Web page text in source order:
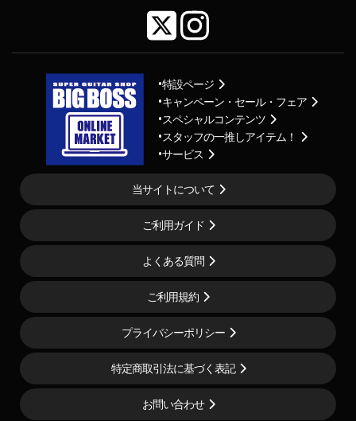
特設ページ
キャンペーン・セール・フェア
スペシャルコンテンツ
スタッフの一推しアイテム！
サービス
当サイトについて
ご利用ガイド
よくある質問
ご利用規約
プライバシーポリシー
特定商取引法に基づく表記
お問い合わせ